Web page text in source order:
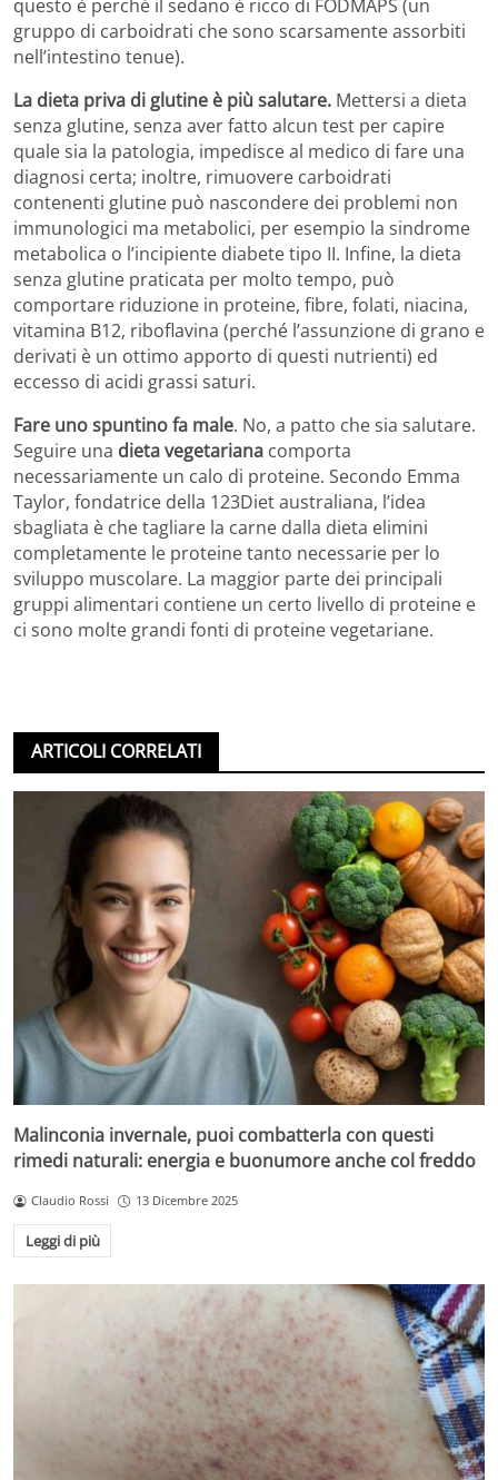
questo è perché il sedano è ricco di FODMAPS (un
gruppo di carboidrati che sono scarsamente assorbiti
nell’intestino tenue).
La dieta priva di glutine è più salutare. Mettersi a dieta
senza glutine, senza aver fatto alcun test per capire
quale sia la patologia, impedisce al medico di fare una
diagnosi certa; inoltre, rimuovere carboidrati
contenenti glutine può nascondere dei problemi non
immunologici ma metabolici, per esempio la sindrome
metabolica o l’incipiente diabete tipo II. Infine, la dieta
senza glutine praticata per molto tempo, può
comportare riduzione in proteine, fibre, folati, niacina,
vitamina B12, riboflavina (perché l’assunzione di grano e
derivati è un ottimo apporto di questi nutrienti) ed
eccesso di acidi grassi saturi.
Fare uno spuntino fa male. No, a patto che sia salutare.
Seguire una dieta vegetariana comporta
necessariamente un calo di proteine. Secondo Emma
Taylor, fondatrice della 123Diet australiana, l’idea
sbagliata è che tagliare la carne dalla dieta elimini
completamente le proteine tanto necessarie per lo
sviluppo muscolare. La maggior parte dei principali
gruppi alimentari contiene un certo livello di proteine e
ci sono molte grandi fonti di proteine vegetariane.
ARTICOLI CORRELATI
Malinconia invernale, puoi combatterla con questi
rimedi naturali: energia e buonumore anche col freddo
Claudio Rossi 13 Dicembre 2025
Leggi di più